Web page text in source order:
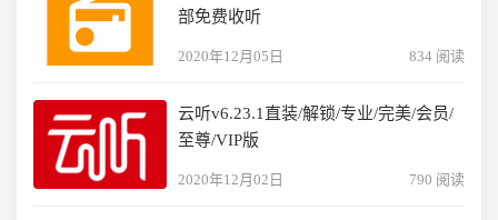
部免费收听
2020年12月05日 834 阅读
云听v6.23.1直装/解锁/专业/完美/会员/
至尊/VIP版
2020年12月02日 790 阅读